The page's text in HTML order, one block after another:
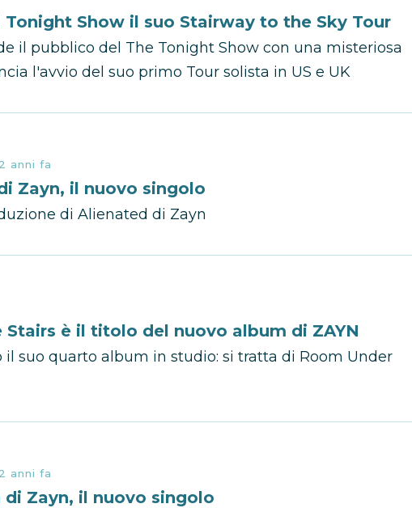
Tonight Show il suo Stairway to the Sky Tour
il pubblico del The Tonight Show con una misteriosa
l'avvio del suo primo Tour solista in US e UK
2 anni fa
Zayn, il nuovo singolo
di Alienated di Zayn
Stairs è il titolo del nuovo album di ZAYN
il suo quarto album in studio: si tratta di Room Under
2 anni fa
Zayn, il nuovo singolo